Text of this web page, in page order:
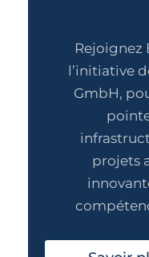
Rejoignez
l’initiative
GmbH,
projets